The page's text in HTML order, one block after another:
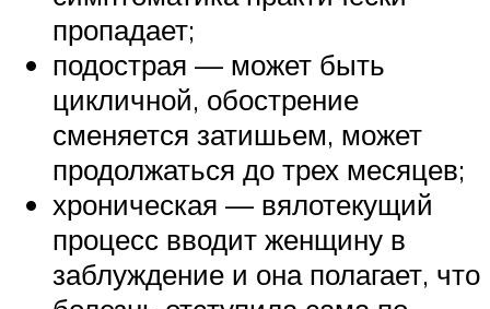
пропадает;
подострая — может быть
цикличной, обострение
сменяется затишьем, может
продолжаться до трех месяцев;
хроническая — вялотекущий
процесс вводит женщину в
заблуждение и она полагает, что